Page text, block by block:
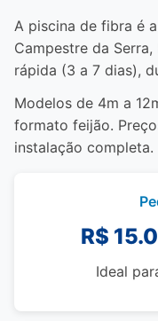
A piscina de fibra é
Campestre da
rápida (3 a 7 dias),
Modelos de 4m a
formato feijão.
instalação completa.
R$
Ideal